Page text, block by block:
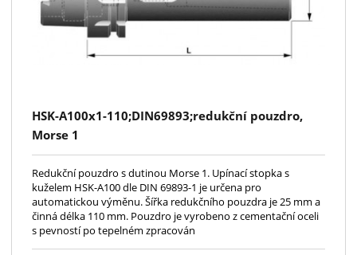
HSK-A100x1-110;DIN69893;redukční pouzdro,
Morse 1
Redukční pouzdro s dutinou Morse 1. Upínací stopka s
kuželem HSK-A100 dle DIN 69893-1 je určena pro
automatickou výměnu. Šířka redukčního pouzdra je 25 mm a
činná délka 110 mm. Pouzdro je vyrobeno z cementační oceli
s pevností po tepelném zpracován